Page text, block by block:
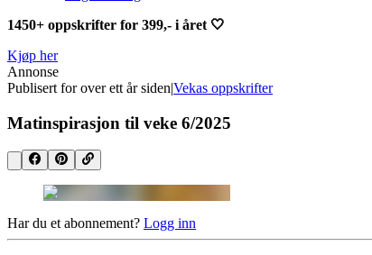
1450+ oppskrifter for 399,- i året 🤍
Kjøp her
Annonse
Publisert for over ett år siden|Vekas oppskrifter
Matinspirasjon til veke 6/2025
Har du et abonnement? Logg inn